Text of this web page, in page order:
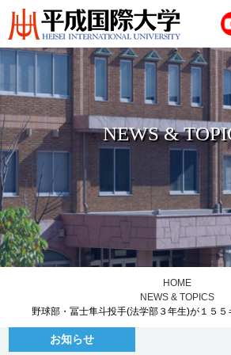
NEWS &
HOME
NEWS & TOPICS
野球部・冨士隼斗投手(法学部３年生)が１５５
お知らせ